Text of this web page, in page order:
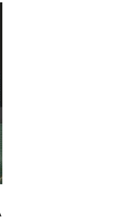
по
5 рабочих
зависят
от 5 до
доставка